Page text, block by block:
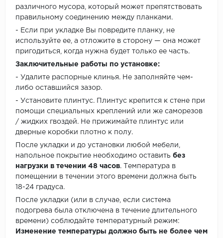
различного мусора, который может препятствовать
правильному соединению между планками.
- Если при укладке Вы повредите планку, не
используйте ее, а отложите в сторону — она может
пригодиться, когда нужна будет только ее часть.
Заключительные работы по установке:
- Удалите распорные клинья. Не заполняйте чем-
либо оставшийся зазор.
- Установите плинтус. Плинтус крепится к стене при
помощи специальных креплений или же саморезов
/ жидких гвоздей. Не прижимайте плинтус или
дверные коробки плотно к полу.
После укладки и до установки любой мебели,
напольное покрытие необходимо оставить без
нагрузки в течении 48 часов. Температура в
помещении в течении этого времени должна быть
18-24 градуса.
После укладки (или в случае, если система
подогрева была отключена в течение длительного
времени) соблюдайте температурный режим:
Изменение температуры должно быть не более чем